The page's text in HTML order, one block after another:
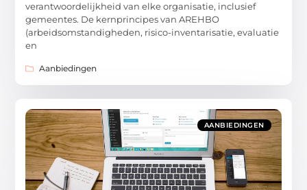
verantwoordelijkheid van elke organisatie, inclusief
gemeentes. De kernprincipes van AREHBO
(arbeidsomstandigheden, risico-inventarisatie, evaluatie
en
Aanbiedingen
AANBIEDINGEN